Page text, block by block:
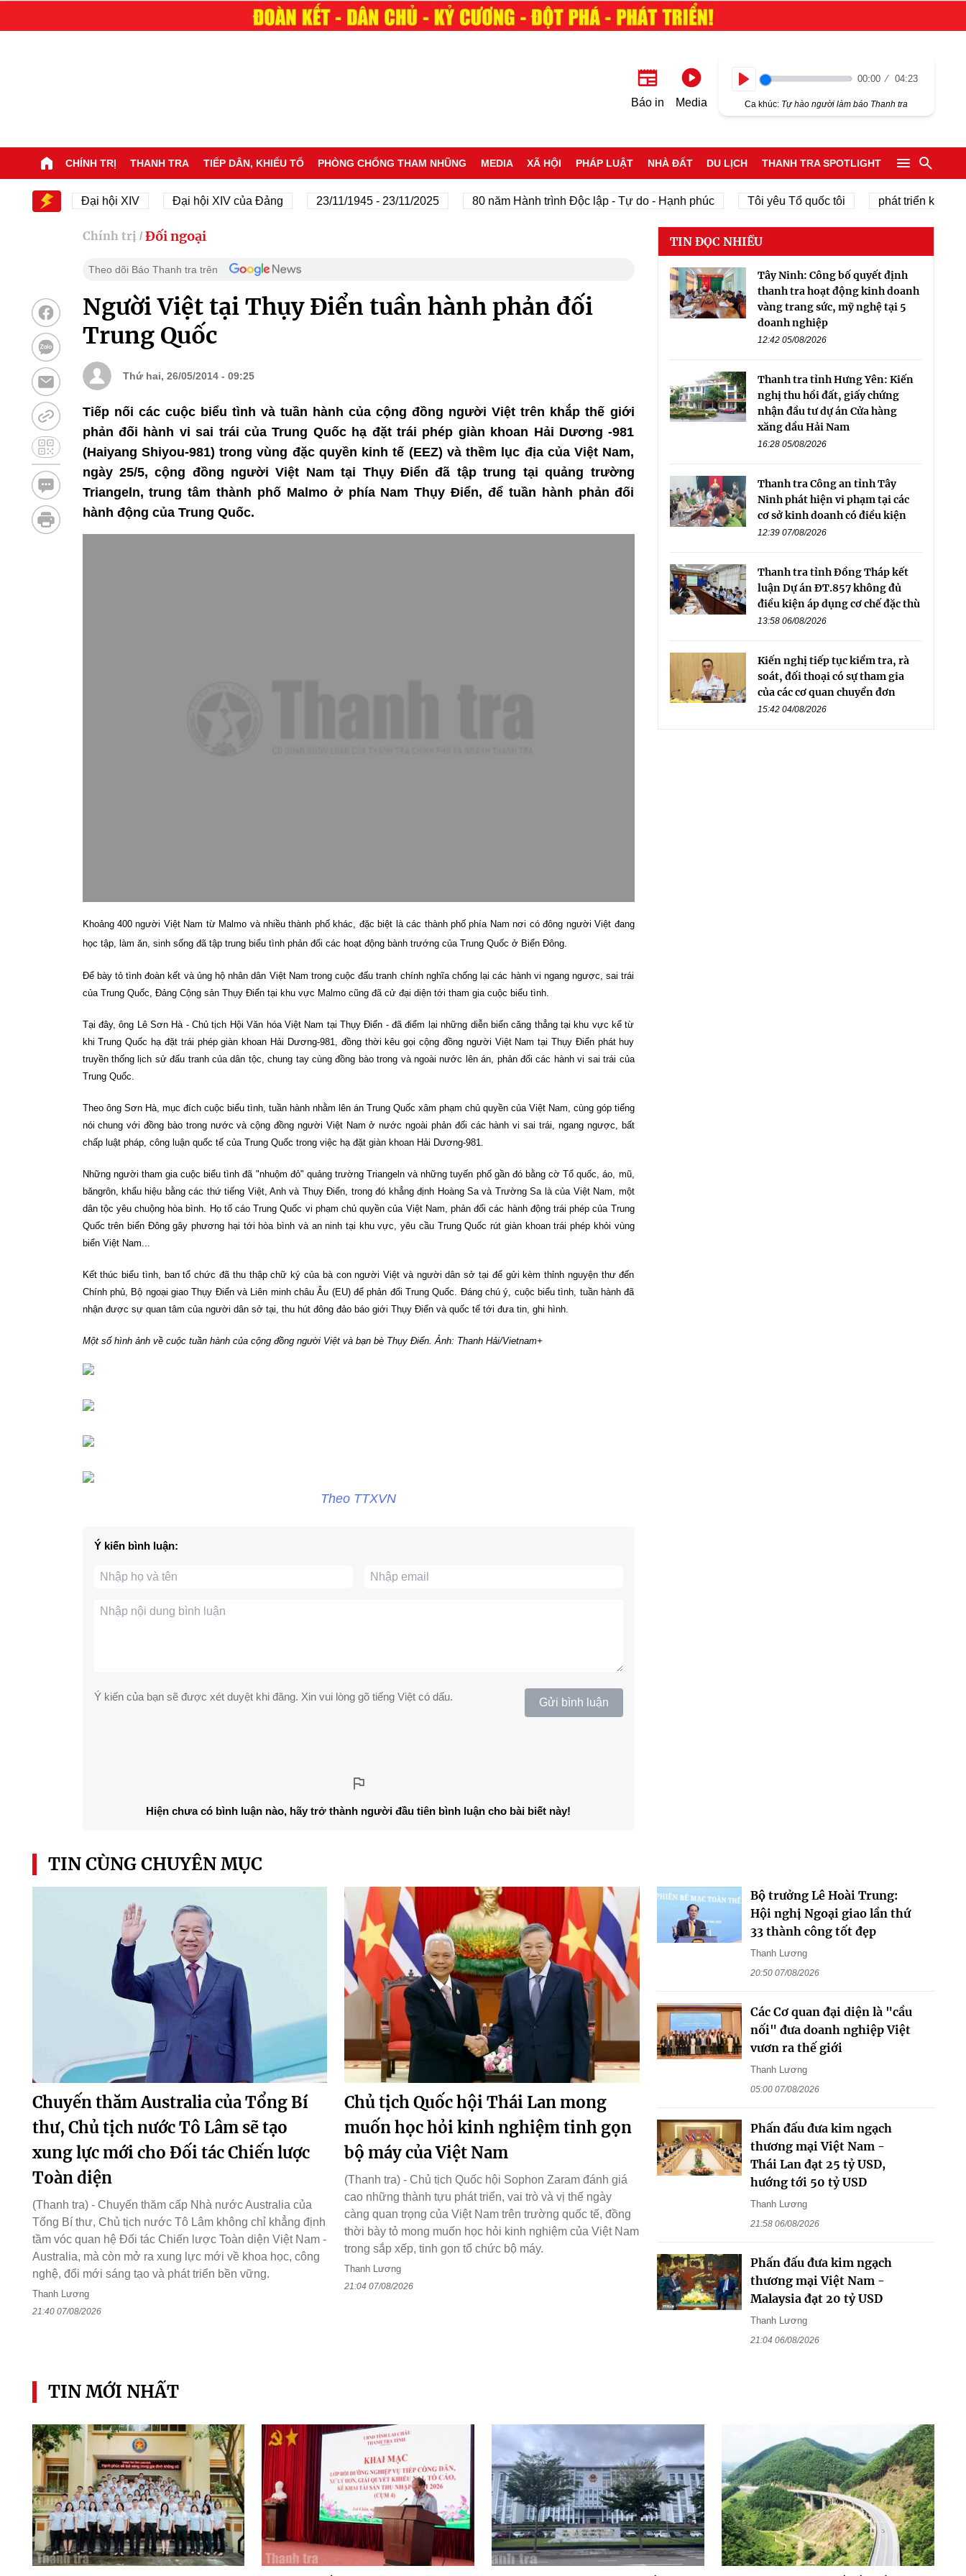
Báo in Media
00:00 04:23
Ca khúc: Tự hào người làm báo Thanh tra
CHÍNH TRỊ THANH TRA TIẾP DÂN, KHIẾU TỐ PHÒNG CHỐNG THAM NHŨNG MEDIA XÃ HỘI PHÁP LUẬT NHÀ ĐẤT DU LỊCH THANH TRA SPOTLIGHT
Đại hội XIV Đại hội XIV của Đảng 23/11/1945 - 23/11/2025 80 năm Hành trình Độc lập - Tự do - Hạnh phúc Tôi yêu Tổ quốc tôi phát triển kinh tế tư
Chính trị / Đối ngoại
Theo dõi Báo Thanh tra trên
Người Việt tại Thụy Điển tuần hành phản đối
Trung Quốc
Thứ hai, 26/05/2014 - 09:25
Tiếp nối các cuộc biểu tình và tuần hành của cộng đồng người Việt trên khắp thế giới
phản đối hành vi sai trái của Trung Quốc hạ đặt trái phép giàn khoan Hải Dương -981
(Haiyang Shiyou-981) trong vùng đặc quyền kinh tế (EEZ) và thềm lục địa của Việt Nam,
ngày 25/5, cộng đồng người Việt Nam tại Thụy Điển đã tập trung tại quảng trường
Triangeln, trung tâm thành phố Malmo ở phía Nam Thụy Điển, để tuần hành phản đối
hành động của Trung Quốc.
Khoảng 400 người Việt Nam từ Malmo và nhiều thành phố khác, đặc biệt là các thành phố phía Nam nơi có đông người Việt đang
học tập, làm ăn, sinh sống đã tập trung biểu tình phản đối các hoạt động bành trướng của Trung Quốc ở Biển Đông.
Để bày tỏ tình đoàn kết và ủng hộ nhân dân Việt Nam trong cuộc đấu tranh chính nghĩa chống lại các hành vi ngang ngược, sai trái
của Trung Quốc, Đảng Cộng sản Thụy Điển tại khu vực Malmo cũng đã cử đại diện tới tham gia cuộc biểu tình.
Tại đây, ông Lê Sơn Hà - Chủ tịch Hội Văn hóa Việt Nam tại Thụy Điển - đã điểm lại những diễn biến căng thẳng tại khu vực kể từ
khi Trung Quốc hạ đặt trái phép giàn khoan Hải Dương-981, đồng thời kêu gọi cộng đồng người Việt Nam tại Thụy Điển phát huy
truyền thống lịch sử đấu tranh của dân tộc, chung tay cùng đồng bào trong và ngoài nước lên án, phản đối các hành vi sai trái của
Trung Quốc.
Theo ông Sơn Hà, mục đích cuộc biểu tình, tuần hành nhằm lên án Trung Quốc xâm phạm chủ quyền của Việt Nam, cùng góp tiếng
nói chung với đồng bào trong nước và cộng đồng người Việt Nam ở nước ngoài phản đối các hành vi sai trái, ngang ngược, bất
chấp luật pháp, công luận quốc tế của Trung Quốc trong việc hạ đặt giàn khoan Hải Dương-981.
Những người tham gia cuộc biểu tình đã "nhuộm đỏ" quảng trường Triangeln và những tuyến phố gần đó bằng cờ Tổ quốc, áo, mũ,
băngrôn, khẩu hiệu bằng các thứ tiếng Việt, Anh và Thụy Điển, trong đó khẳng định Hoàng Sa và Trường Sa là của Việt Nam, một
dân tộc yêu chuộng hòa bình. Họ tố cáo Trung Quốc vi phạm chủ quyền của Việt Nam, phản đối các hành động trái phép của Trung
Quốc trên biển Đông gây phương hại tới hòa bình và an ninh tại khu vực, yêu cầu Trung Quốc rút giàn khoan trái phép khỏi vùng
biển Việt Nam...
Kết thúc biểu tình, ban tổ chức đã thu thập chữ ký của bà con người Việt và người dân sở tại để gửi kèm thỉnh nguyện thư đến
Chính phủ, Bộ ngoại giao Thụy Điển và Liên minh châu Âu (EU) để phản đối Trung Quốc. Đáng chú ý, cuộc biểu tình, tuần hành đã
nhận được sự quan tâm của người dân sở tại, thu hút đông đảo báo giới Thụy Điển và quốc tế tới đưa tin, ghi hình.
Một số hình ảnh về cuộc tuần hành của cộng đồng người Việt và bạn bè Thụy Điển. Ảnh: Thanh Hải/Vietnam+
Theo TTXVN
Ý kiến bình luận:
Ý kiến của bạn sẽ được xét duyệt khi đăng. Xin vui lòng gõ tiếng Việt có dấu. Gửi bình luận
Hiện chưa có bình luận nào, hãy trở thành người đầu tiên bình luận cho bài biết này!
TIN ĐỌC NHIỀU
Tây Ninh: Công bố quyết định
thanh tra hoạt động kinh doanh
vàng trang sức, mỹ nghệ tại 5
doanh nghiệp
12:42 05/08/2026
Thanh tra tỉnh Hưng Yên: Kiến
nghị thu hồi đất, giấy chứng
nhận đầu tư dự án Cửa hàng
xăng dầu Hải Nam
16:28 05/08/2026
Thanh tra Công an tỉnh Tây
Ninh phát hiện vi phạm tại các
cơ sở kinh doanh có điều kiện
12:39 07/08/2026
Thanh tra tỉnh Đồng Tháp kết
luận Dự án ĐT.857 không đủ
điều kiện áp dụng cơ chế đặc thù
13:58 06/08/2026
Kiến nghị tiếp tục kiểm tra, rà
soát, đối thoại có sự tham gia
của các cơ quan chuyển đơn
15:42 04/08/2026
TIN CÙNG CHUYÊN MỤC
Chuyến thăm Australia của Tổng Bí
thư, Chủ tịch nước Tô Lâm sẽ tạo
xung lực mới cho Đối tác Chiến lược
Toàn diện
(Thanh tra) - Chuyến thăm cấp Nhà nước Australia của
Tổng Bí thư, Chủ tịch nước Tô Lâm không chỉ khẳng định
tầm vóc quan hệ Đối tác Chiến lược Toàn diện Việt Nam -
Australia, mà còn mở ra xung lực mới về khoa học, công
nghệ, đổi mới sáng tạo và phát triển bền vững.
Thanh Lương
21:40 07/08/2026
Chủ tịch Quốc hội Thái Lan mong
muốn học hỏi kinh nghiệm tinh gọn
bộ máy của Việt Nam
(Thanh tra) - Chủ tịch Quốc hội Sophon Zaram đánh giá
cao những thành tựu phát triển, vai trò và vị thế ngày
càng quan trọng của Việt Nam trên trường quốc tế, đồng
thời bày tỏ mong muốn học hỏi kinh nghiệm của Việt Nam
trong sắp xếp, tinh gọn tổ chức bộ máy.
Thanh Lương
21:04 07/08/2026
Bộ trưởng Lê Hoài Trung:
Hội nghị Ngoại giao lần thứ
33 thành công tốt đẹp
Thanh Lương
20:50 07/08/2026
Các Cơ quan đại diện là "cầu
nối" đưa doanh nghiệp Việt
vươn ra thế giới
Thanh Lương
05:00 07/08/2026
Phấn đấu đưa kim ngạch
thương mại Việt Nam -
Thái Lan đạt 25 tỷ USD,
hướng tới 50 tỷ USD
Thanh Lương
21:58 06/08/2026
Phấn đấu đưa kim ngạch
thương mại Việt Nam -
Malaysia đạt 20 tỷ USD
Thanh Lương
21:04 06/08/2026
TIN MỚI NHẤT